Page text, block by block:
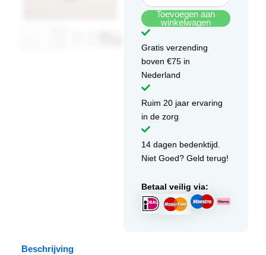
Toevoegen aan
winkelwagen
Gratis verzending
boven €75 in
Nederland
Ruim 20 jaar ervaring
in de zorg
14 dagen bedenktijd.
Niet Goed? Geld terug!
Betaal veilig via:
Beschrijving